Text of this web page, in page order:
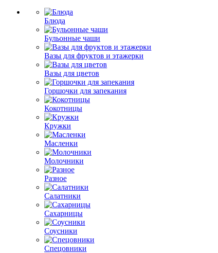
Блюда
Бульонные чаши
Вазы для фруктов и этажерки
Вазы для цветов
Горшочки для запекания
Кокотницы
Кружки
Масленки
Молочники
Разное
Салатники
Сахарницы
Соусники
Спецовники